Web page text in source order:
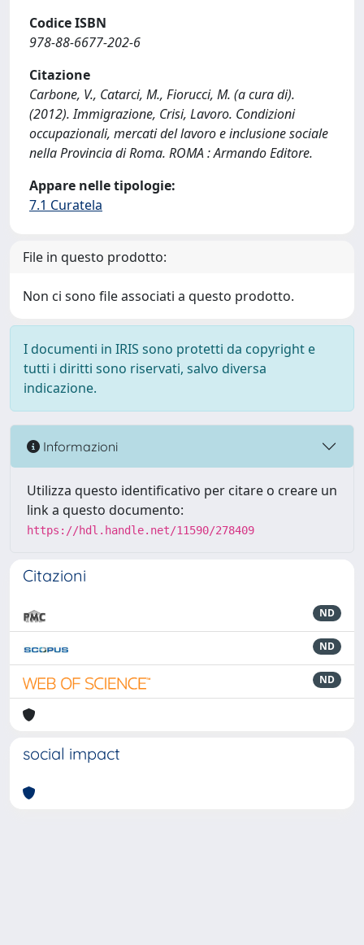
Codice ISBN
978-88-6677-202-6
Citazione
Carbone, V., Catarci, M., Fiorucci, M. (a cura di).
(2012). Immigrazione, Crisi, Lavoro. Condizioni
occupazionali, mercati del lavoro e inclusione sociale
nella Provincia di Roma. ROMA : Armando Editore.
Appare nelle tipologie:
7.1 Curatela
File in questo prodotto:
Non ci sono file associati a questo prodotto.
I documenti in IRIS sono protetti da copyright e
tutti i diritti sono riservati, salvo diversa
indicazione.
Informazioni
Utilizza questo identificativo per citare o creare un
link a questo documento:
https://hdl.handle.net/11590/278409
Citazioni
ND
ND
ND
social impact